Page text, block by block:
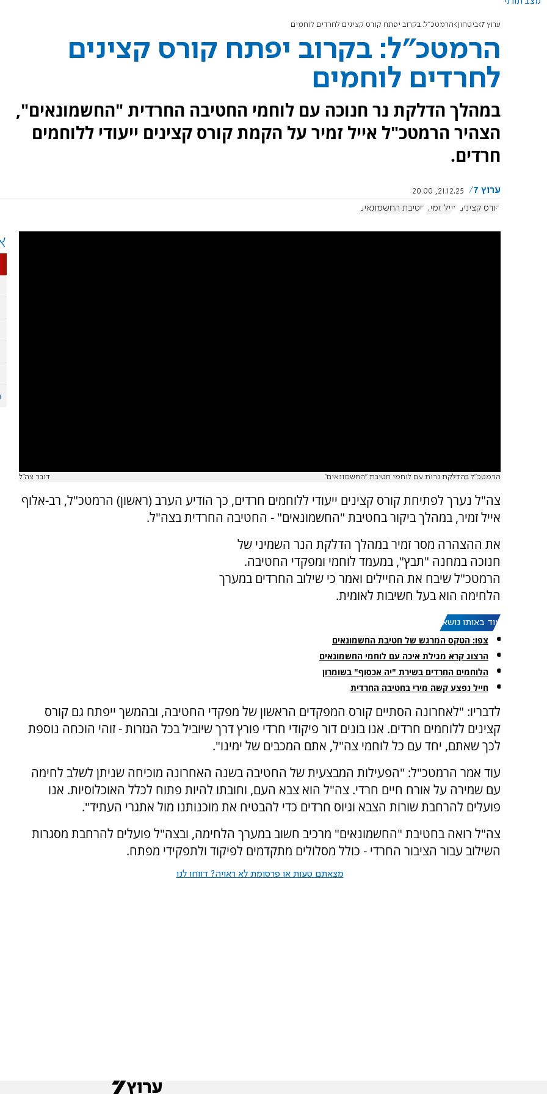
ערוץ 7 ביטחון הרמטכ"ל: בקרוב יפתח קורס קצינים לחרדים לוחמים
הרמטכ"ל: בקרוב יפתח קורס קצינים
לחרדים לוחמים
במהלך הדלקת נר חנוכה עם לוחמי החטיבה החרדית "החשמונאים",
הצהיר הרמטכ"ל אייל זמיר על הקמת קורס קצינים ייעודי ללוחמים
חרדים.
ערוץ 7
21.12.25, 20:00
קורס קצינים אייל זמיר חטיבת החשמונאים
הרמטכ"ל בהדלקת נרות עם לוחמי חטיבת "החשמונאים" דובר צה"ל
צה"ל נערך לפתיחת קורס קצינים ייעודי ללוחמים חרדים, כך הודיע הערב (ראשון) הרמטכ"ל, רב-אלוף
אייל זמיר, במהלך ביקור בחטיבת "החשמונאים" - החטיבה החרדית בצה"ל.
את ההצהרה מסר זמיר במהלך הדלקת הנר השמיני של
חנוכה במחנה "תבץ", במעמד לוחמי ומפקדי החטיבה.
הרמטכ"ל שיבח את החיילים ואמר כי שילוב החרדים במערך
הלחימה הוא בעל חשיבות לאומית.
עוד באותו נושא:
צפו: הטקס המרגש של חטיבת החשמונאים
הרצוג קרא מגילת איכה עם לוחמי החשמונאים
הלוחמים החרדים בשירת "יה אכסוף" בשומרון
חייל נפצע קשה מירי בחטיבה החרדית
לדבריו: "לאחרונה הסתיים קורס המפקדים הראשון של מפקדי החטיבה, ובהמשך ייפתח גם קורס
קצינים ללוחמים חרדים. אנו בונים דור פיקודי חרדי פורץ דרך שיוביל בכל הגזרות - זוהי הוכחה נוספת
לכך שאתם, יחד עם כל לוחמי צה"ל, אתם המכבים של ימינו".
עוד אמר הרמטכ"ל: "הפעילות המבצעית של החטיבה בשנה האחרונה מוכיחה שניתן לשלב לחימה
עם שמירה על אורח חיים חרדי. צה"ל הוא צבא העם, וחובתו להיות פתוח לכלל האוכלוסיות. אנו
פועלים להרחבת שורות הצבא וגיוס חרדים כדי להבטיח את מוכנותנו מול אתגרי העתיד".
צה"ל רואה בחטיבת "החשמונאים" מרכיב חשוב במערך הלחימה, ובצה"ל פועלים להרחבת מסגרות
השילוב עבור הציבור החרדי - כולל מסלולים מתקדמים לפיקוד ולתפקידי מפתח.
מצאתם טעות או פרסומת לא ראויה? דווחו לנו